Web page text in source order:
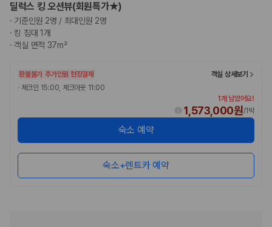
딜럭스 킹 오션뷰(회원특가★)
· 기준인원 2명 / 최대인원 2명
·킹 침대 1개
·객실 면적 37m²
환불불가 추가인원 현장결제
객실 상세보기
· 체크인 15:00, 체크아웃 11:00
1개 남았어요!
1,573,000원/1박
숙소 예약
숙소+렌트카 예약